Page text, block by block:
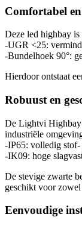
Comfortabel
Deze led highbay
-UGR <25:
-Bundelhoek 90°:
Hierdoor ontstaat
Robuust en
De Lightvi Highbay
industriële
-IP65: volledig
-IK09: hoge
De stevige zwarte
geschikt voor
Eenvoudige